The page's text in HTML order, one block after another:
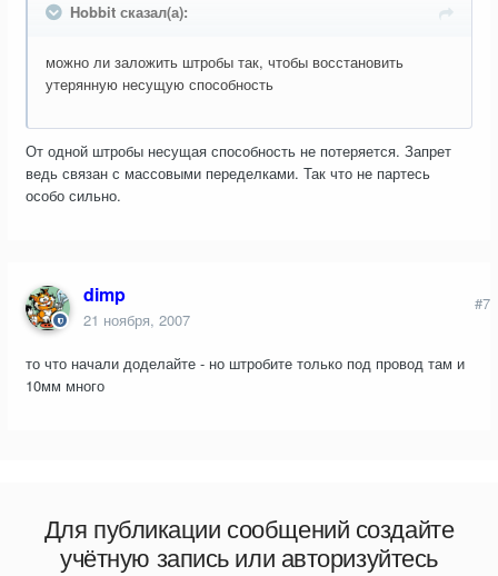
Hobbit сказал(а):
можно ли заложить штробы так, чтобы восстановить
утерянную несущую способность
От одной штробы несущая способность не потеряется. Запрет
ведь связан с массовыми переделками. Так что не партесь
особо сильно.
dimp
21 ноября, 2007
#7
то что начали доделайте - но штробите только под провод там и
10мм много
Для публикации сообщений создайте
учётную запись или авторизуйтесь